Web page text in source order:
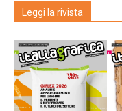
Leggi la rivista